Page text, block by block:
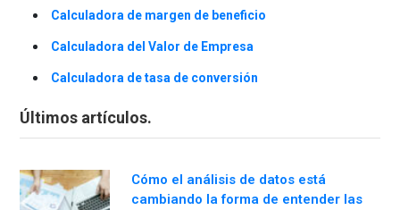
Calculadora de margen de beneficio
Calculadora del Valor de Empresa
Calculadora de tasa de conversión
Últimos artículos.
Cómo el análisis de datos está
cambiando la forma de entender las